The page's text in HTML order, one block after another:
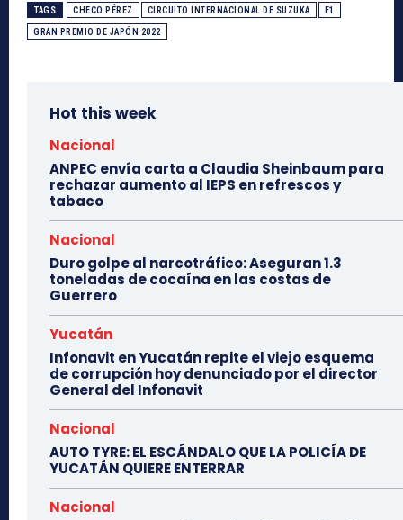
TAGS CHECO PÉREZ CIRCUITO INTERNACIONAL DE SUZUKA F1
GRAN PREMIO DE JAPÓN 2022
Hot this week
Nacional
ANPEC envía carta a Claudia Sheinbaum para
rechazar aumento al IEPS en refrescos y
tabaco
Nacional
Duro golpe al narcotráfico: Aseguran 1.3
toneladas de cocaína en las costas de
Guerrero
Yucatán
Infonavit en Yucatán repite el viejo esquema
de corrupción hoy denunciado por el director
General del Infonavit
Nacional
AUTO TYRE: EL ESCÁNDALO QUE LA POLICÍA DE
YUCATÁN QUIERE ENTERRAR
Nacional